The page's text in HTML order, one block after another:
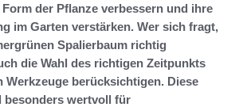
der Pflanze verbessern und ihre
im Garten verstärken. Wer sich fragt,
Spalierbaum richtig
die Wahl des richtigen Zeitpunkts
Werkzeuge berücksichtigen. Diese
besonders wertvoll für